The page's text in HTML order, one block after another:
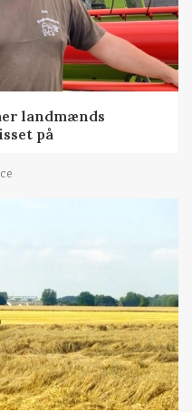
landmænds
på